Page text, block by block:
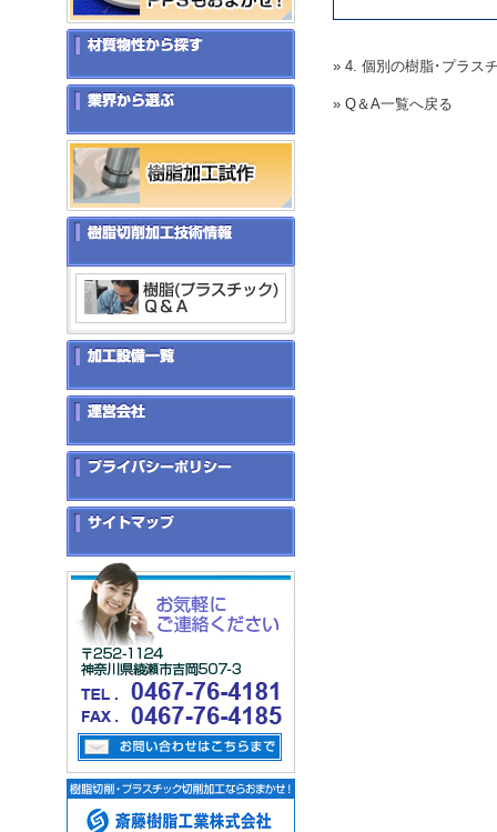
» 4. 個別の樹脂･プラス
» Q＆A一覧へ戻る